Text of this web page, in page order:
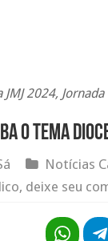
JMJ 2024,
o tema
Notícias
deixe seu